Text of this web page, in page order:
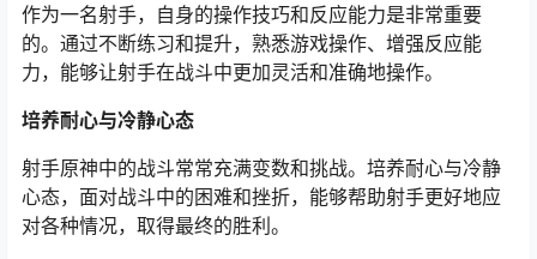
作为一名射手，自身的操作技巧和反应能力是非常重要
的。通过不断练习和提升，熟悉游戏操作、增强反应能
力，能够让射手在战斗中更加灵活和准确地操作。
培养耐心与冷静心态
射手原神中的战斗常常充满变数和挑战。培养耐心与冷静
心态，面对战斗中的困难和挫折，能够帮助射手更好地应
对各种情况，取得最终的胜利。